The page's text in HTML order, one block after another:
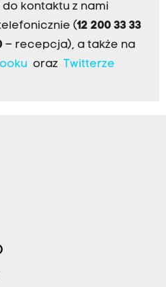
kontaktu z nami
(12 200 33 33
– recepcja), a także na
oraz Twitterze